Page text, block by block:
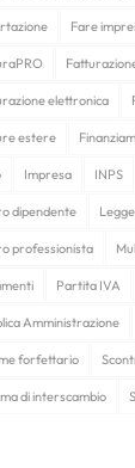
Fare
elettronica
estere
Impresa INPS
dipendente
professionista
Partita IVA
Amministrazione
forfettario
di interscambio